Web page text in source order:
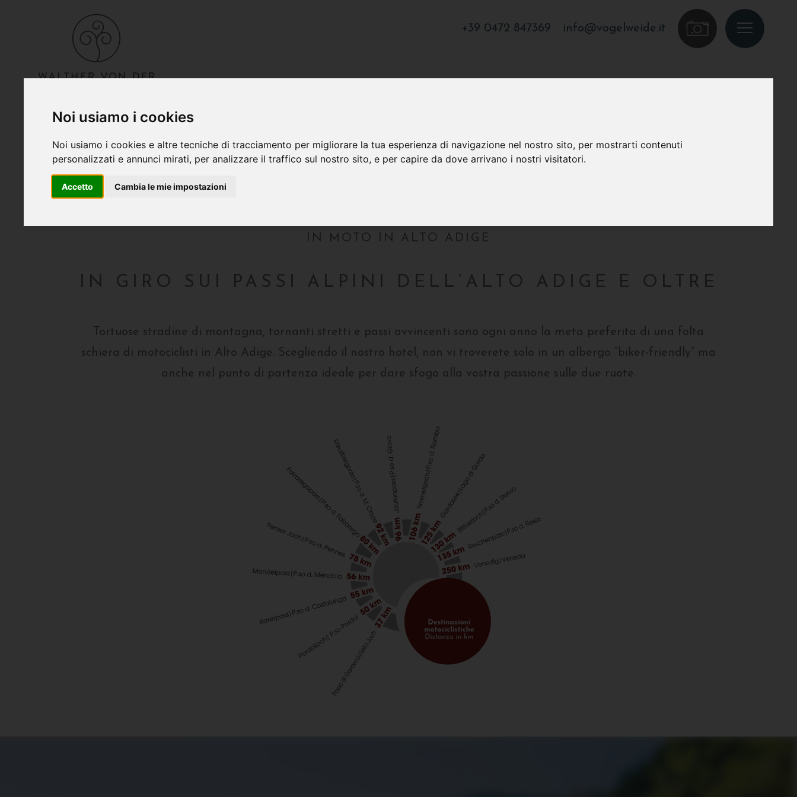
Noi usiamo i cookies
Noi usiamo i cookies e altre tecniche di tracciamento per migliorare la tua esperienza di navigazione nel nostro sito, per mostrarti contenuti
personalizzati e annunci mirati, per analizzare il traffico sul nostro sito, e per capire da dove arrivano i nostri visitatori.
Accetto Cambia le mie impostazioni
+39 0472 847369 info@vogelweide.it
IN MOTO IN ALTO ADIGE
IN GIRO SUI PASSI ALPINI DELL’ALTO ADIGE E OLTRE
Tortuose stradine di montagna, tornanti stretti e passi avvincenti sono ogni anno la meta preferita di una folta
schiera di motociclisti in Alto Adige. Scegliendo il nostro hotel, non vi troverete solo in un albergo “biker-friendly” ma
anche nel punto di partenza ideale per dare sfogo alla vostra passione sulle due ruote.